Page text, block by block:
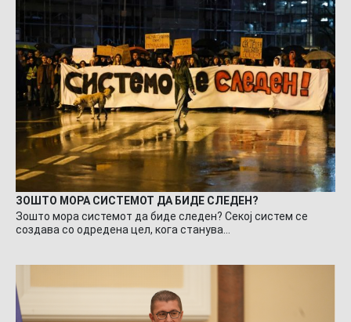
ЗОШТО МОРА СИСТЕМОТ ДА БИДЕ СЛЕДЕН?
Зошто мора системот да биде следен? Секој систем се
создава со одредена цел, кога станува…